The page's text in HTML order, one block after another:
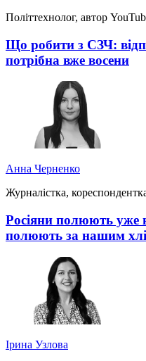
Політтехнолог, автор
Що робити з СЗЧ:
потрібна вже восени
Анна Черненко
Журналістка,
Росіяни полюють уже
полюють за нашим
Ірина Узлова